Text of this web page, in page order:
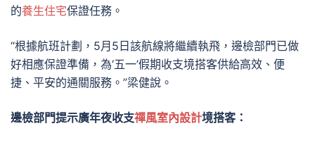
的養生住宅保證任務。
“根據航班計劃，5月5日該航線將繼續執飛，邊檢部門已做
好相應保證準備，為‘五一’假期收支境搭客供給高效、便
捷、平安的通關服務。”梁健說。
邊檢部門提示廣年夜收支禪風室內設計境搭客：